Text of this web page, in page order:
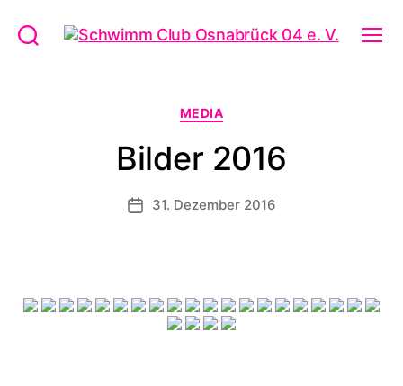
04
e.
V.
Kategorien
MEDIA
Bilder 2016
Veröffentlichungsdatum
31. Dezember 2016